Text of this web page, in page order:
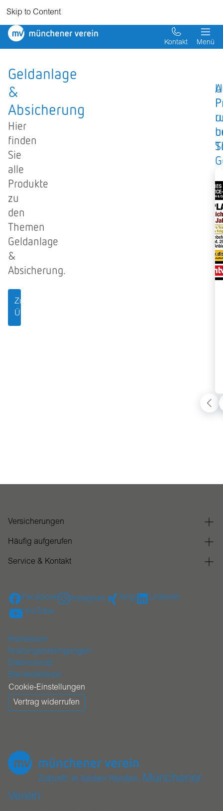
Skip to Content
Münchener
Kontakt Menü
Geldanlage
&
Absicherung
Hier
finden
Sie
alle
Produkte
zu
den
Themen
Geldanlage
&
Absicherung.
Zum
Überblick
Versicherungen
Häufig aufgerufen
Service & Kontakt
Facebook Instagram Xing
Linkedin
YouTube
Impressum
Nutzungsbedingungen
Datenschutz
Barrierefreiheit
Cookie-Einstellungen
Vertrag widerrufen
Münchener
Verein